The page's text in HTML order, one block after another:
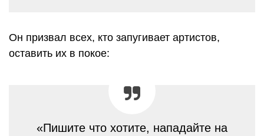
Он призвал всех, кто запугивает артистов,
оставить их в покое:
«Пишите что хотите, нападайте на